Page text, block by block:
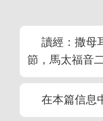
讀經：撒母
節，馬太福音
在本篇信息